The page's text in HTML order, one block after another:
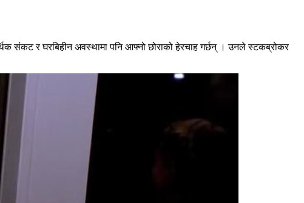
संकट र घरबिहीन अवस्थामा पनि आफ्नो छोराको हेरचाह गर्छन् । उनले स्टकब्रोकर